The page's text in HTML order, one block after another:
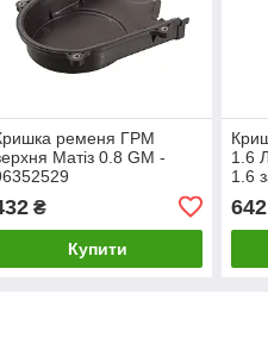
ременя ГРМ
Матіз 0.8 GM -
₴
Купити
1.6
1.6
642